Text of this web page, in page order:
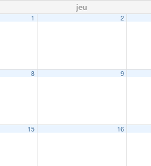
jeu
1 2
8 9
15 16